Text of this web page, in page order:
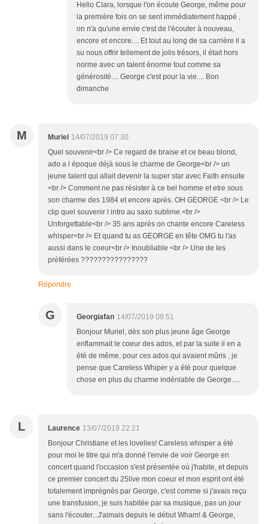
Hello Clara, lorsque l'on écoute George, même pour
la première fois on se sent immédiatement happé ,
on n'a qu'une envie c'est de l'écouter à nouveau,
encore et encore.... Et tout au long de sa carrière il a
su nous offrir tellement de jolis trésors, il était hors
norme avec un talent énorme tout comme sa
générosité.... George c'est pour la vie.... Bon
dimanche
M Muriel 14/07/2019 07:30
Quel souvenir<br /> Ce regard de braise et ce beau blond,
ado a l époque déjà sous le charme de George<br /> un
jeune talent qui allait devenir la super star avec Faith ensuite
<br /> Comment ne pas résister à ce bel homme et etre sous
son charme des 1984 et encore après. OH GEORGE <br /> Le
clip quel souvenir l intro au saxo sublime.<br />
Unforgettable<br /> 35 ans après on chante encore Careless
whisper<br /> Et quand tu as GEORGE en tête OMG tu l'as
aussi dans le coeur<br /> Inoubliable <br /> Une de les
préférées ????????????????
Répondre
G Georgiafan 14/07/2019 08:51
Bonjour Muriel, dès son plus jeune âge George
enflammait le coeur des ados, et par la suite il en a
été de même, pour ces ados qui avaient mûris , je
pense que Careless Whiper y a été pour quelque
chose en plus du charme indéniable de George.....
L Laurence 13/07/2019 22:21
Bonjour Christiane et les lovelies! Careless whisper a été
pour moi le titre qui m'a donné l'envie de voir George en
concert quand l'occasion s'est présentée où j'habite, et depuis
ce premier concert du 25live mon coeur et mon esprit ont été
totalement imprégnés par George, c'est comme si j'avais reçu
une transfusion, je suis habitée par sa musique, pas un jour
sans l'écouter...J'aimais depuis le début Wham! & George,